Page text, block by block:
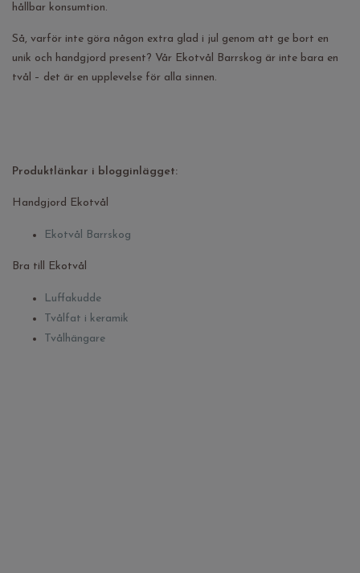
hållbar konsumtion.
Så, varför inte göra någon extra glad i jul genom att ge bort en
unik och handgjord present? Vår Ekotvål Barrskog är inte bara en
tvål – det är en upplevelse för alla sinnen.
Produktlänkar i blogginlägget:
Handgjord Ekotvål
Ekotvål Barrskog
Bra till Ekotvål
Luffakudde
Tvålfat i keramik
Tvålhängare